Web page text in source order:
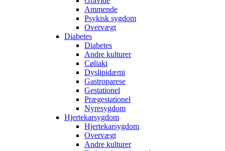
Ammende
Psykisk sygdom
Overvægt
Diabetes
Diabetes
Andre kulturer
Cøliaki
Dyslipidæmi
Gastroparese
Gestationel
Prægestationel
Nyresygdom
Hjertekarsygdom
Hjertekarsygdom
Overvægt
Andre kulturer